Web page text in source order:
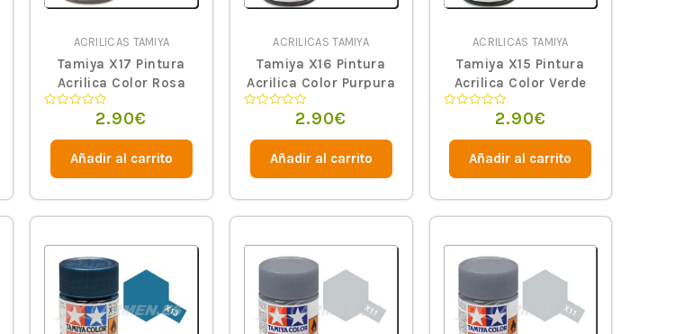
ACRILICAS TAMIYA
Tamiya X17 Pintura
Acrilica Color Rosa
de
2.90€
Añadir al carrito
ACRILICAS TAMIYA
Tamiya X16 Pintura
Acrilica Color Purpura
de
2.90€
Añadir al carrito
ACRILICAS TAMIYA
Tamiya X15 Pintura
Acrilica Color Verde
Claro
de
2.90€
Añadir al carrito